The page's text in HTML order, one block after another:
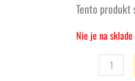
Tento produkt
Nie je na sklade